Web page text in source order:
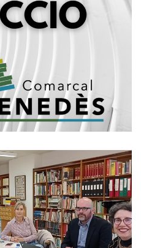
Concurs
De Psicòleg/a,
A1
La Comissió De
Comarcal
Penedès